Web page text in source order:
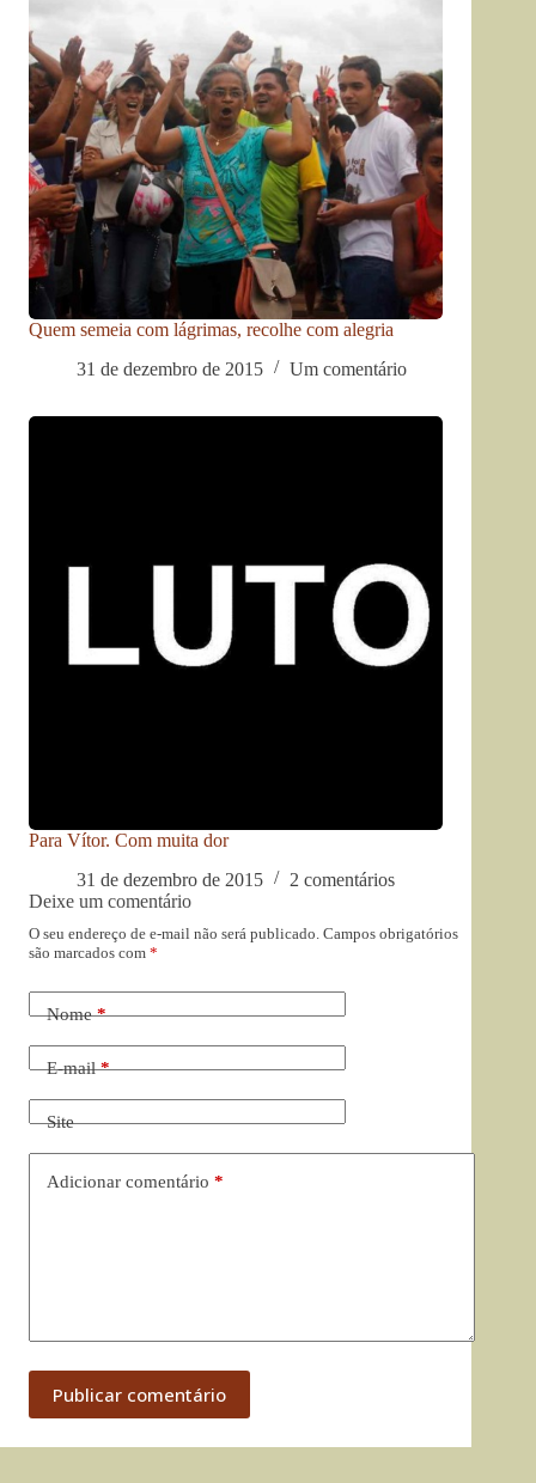
Quem semeia com lágrimas, recolhe com alegria
31 de dezembro de 2015
Um comentário
Para Vítor. Com muita dor
31 de dezembro de 2015
2 comentários
Deixe um comentário
O seu endereço de e-mail não será publicado. Campos obrigatórios
são marcados com *
Nome*
E-mail*
Site
Adicionar comentário *
Publicar comentário